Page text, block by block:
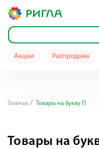
Акции Распродажа
Главная Товары на букву П
Товары на